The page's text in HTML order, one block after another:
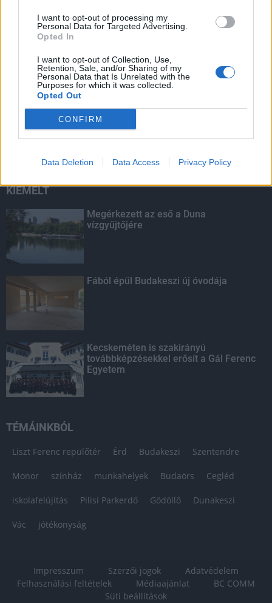
I want to opt-out of processing my
Personal Data for Targeted Advertising.
Opted In
I want to opt-out of Collection, Use,
Retention, Sale, and/or Sharing of my
Personal Data that Is Unrelated with the
Purposes for which it was collected.
Opted Out
CONFIRM
Data Deletion Data Access Privacy Policy
egyetemi strand
Számos akcióval, online programokkal
készül a BKK a gyermeknapi hétvégére
KIEMELT
Megérkezett az eső a Duna
vízgyűjtőjére
Fából épül Budakeszi új óvodája
Kecskeméten is szakirányú
továbbképzésekkel erősít a Gál Ferenc
Egyetem
TÉMÁINKBÓL
Liszt Ferenc repülőtér Érd Budakeszi Szentendre
Monor színház munkahelyek Budaörs Cegléd
iskolafelújítás Pilisi Parkerdő Gödöllő Dunakeszi
Vác jótékonyság
Impresszum Szerzői jogok
Adatvédelem
Felhasználási feltételek
Médiaajánlat
BC COMM
Süti beállítások